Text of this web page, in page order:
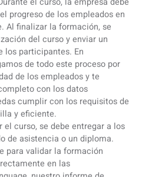
de cotización, lo que permite
social.
tamaño de la empresa
varía según el tamaño de
con:
: 100% de bonificación.
: 75% de bonificación.
: 60% de bonificación.
: 50% de bonificación.
tiene menos de 50 empleados,
no utilizado durante el
los dos siguientes.